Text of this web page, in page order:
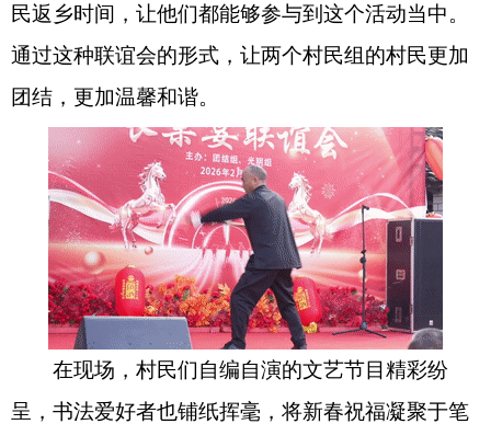
民返乡时间，让他们都能够参与到这个活动当中。
通过这种联谊会的形式，让两个村民组的村民更加
团结，更加温馨和谐。
在现场，村民们自编自演的文艺节目精彩纷
呈，书法爱好者也铺纸挥毫，将新春祝福凝聚于笔